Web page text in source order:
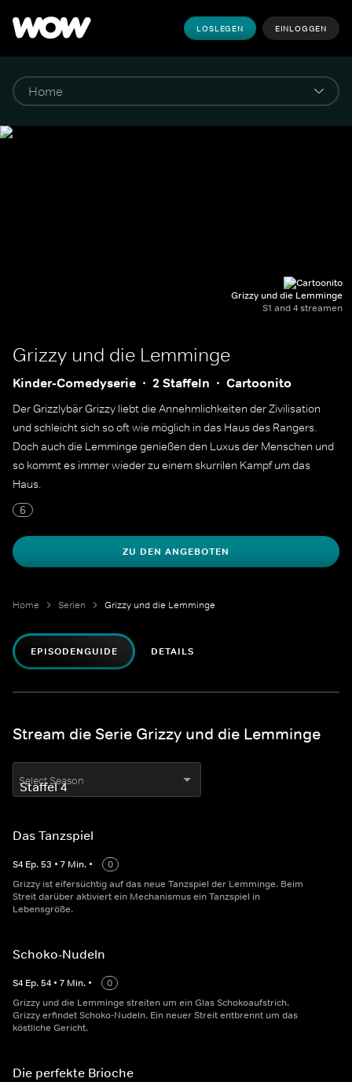
LOSLEGEN EINLOGGEN
Grizzy und die Lemminge
S1 and 4 streamen
Grizzy und die Lemminge
Kinder-Comedyserie 2 Staffeln Cartoonito
Der Grizzlybär Grizzy liebt die Annehmlichkeiten der Zivilisation
und schleicht sich so oft wie möglich in das Haus des Rangers.
Doch auch die Lemminge genießen den Luxus der Menschen und
so kommt es immer wieder zu einem skurrilen Kampf um das
Haus.
6
ZU DEN ANGEBOTEN
Home Serien Grizzy und die Lemminge
EPISODENGUIDE DETAILS
Stream die Serie Grizzy und die Lemminge
Select Season
Das Tanzspiel
S4 Ep.53 • 7 Min. •
0
Grizzy ist eifersüchtig auf das neue Tanzspiel der Lemminge. Beim
Streit darüber aktiviert ein Mechanismus ein Tanzspiel in
Lebensgröße.
Schoko-Nudeln
S4 Ep.54 • 7 Min. •
0
Grizzy und die Lemminge streiten um ein Glas Schokoaufstrich.
Grizzy erfindet Schoko-Nudeln. Ein neuer Streit entbrennt um das
köstliche Gericht.
Die perfekte Brioche